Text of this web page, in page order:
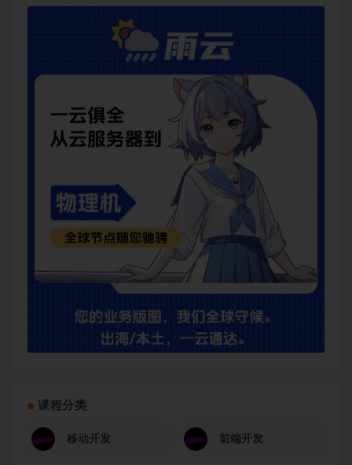
课程分类
移动开发 前端开发